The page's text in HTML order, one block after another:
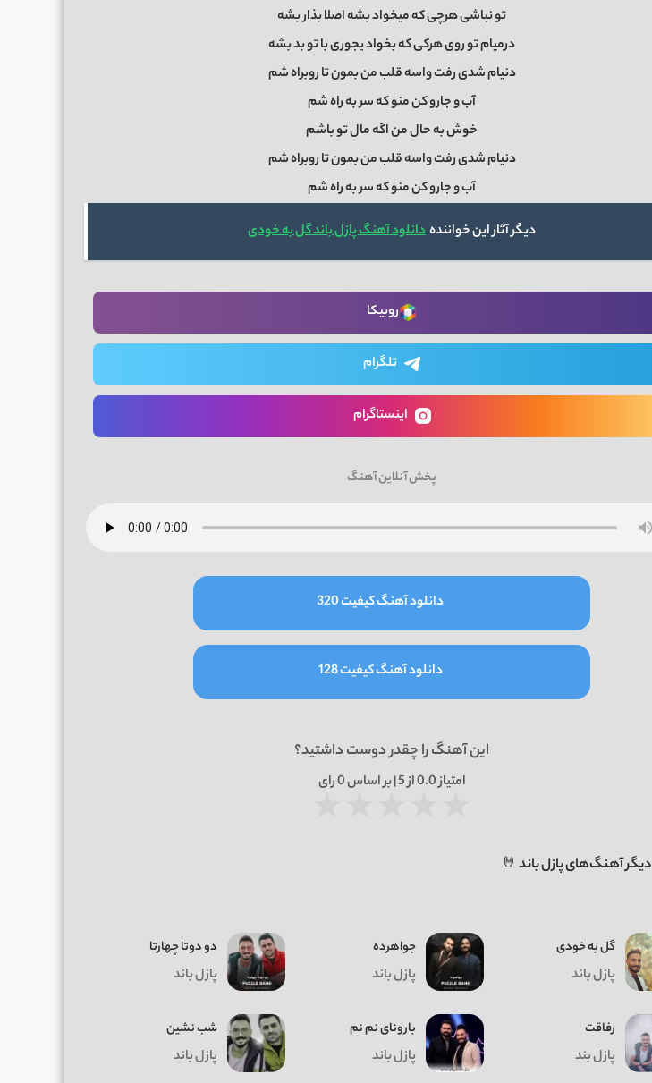
تو نباشی هرچی که میخواد بشه اصلا بذار بشه
درمیام تو روی هرکی که بخواد یجوری با تو بد بشه
دنیام شدی رفت واسه قلب من بمون تا روبراه شم
آب و جارو کن منو که سر به راه شم
خوش به حال من اگه مال تو باشم
دنیام شدی رفت واسه قلب من بمون تا روبراه شم
آب و جارو کن منو که سر به راه شم
دیگر آثار این خوانندهدانلود آهنگ پازل باند گل به خودی
روبیکا
تلگرام
اینستاگرام
پخش آنلاین آهنگ
دانلود آهنگ کیفیت 320
دانلود آهنگ کیفیت 128
این آهنگ را چقدر دوست داشتید؟
امتیاز0.0از 5 | بر اساس 0رای
دیگر آهنگ‌های پازل باند 🤘
گل به خودی
پازل باند
جواهرده
پازل باند
دو دوتا چهارتا
پازل باند
رفاقت
پازل بند
بارونای نم نم
پازل باند
شب نشین
پازل باند